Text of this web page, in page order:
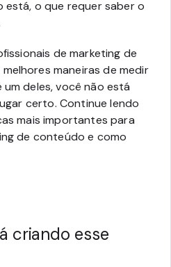
está, o que requer saber o
de marketing de
maneiras de medir
deles, você não está
certo. Continue lendo
mais importantes para
de conteúdo e como
criando esse